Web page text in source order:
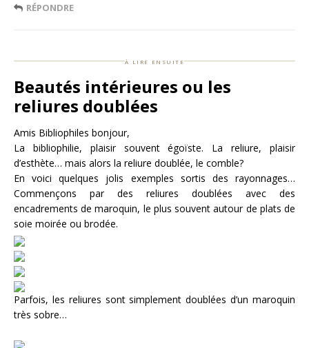
RÉPONDRE
à lire ensuite
Beautés intérieures ou les
reliures doublées
Amis Bibliophiles bonjour,
La bibliophilie, plaisir souvent égoïste. La reliure, plaisir
d’esthète… mais alors la reliure doublée, le comble?
En voici quelques jolis exemples sortis des rayonnages…
Commençons par des reliures doublées avec des
encadrements de maroquin, le plus souvent autour de plats de
soie moirée ou brodée.
Parfois, les reliures sont simplement doublées d’un maroquin
très sobre…